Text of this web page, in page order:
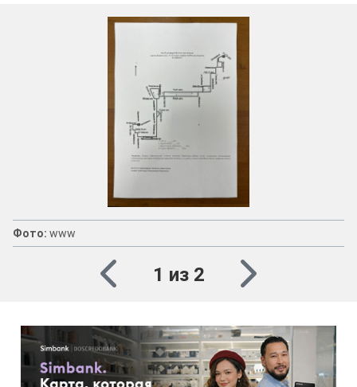
Фото: www
1 из 2